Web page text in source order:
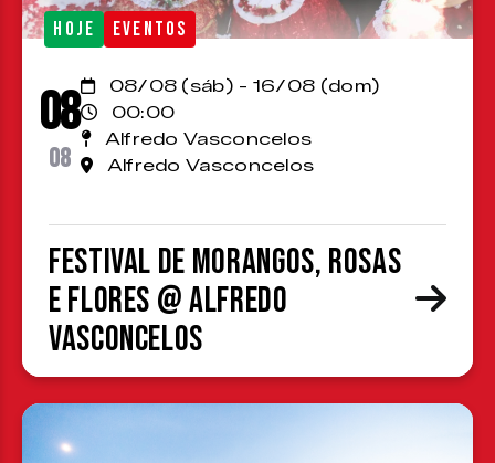
HOJE EVENTOS
08
08
08/08 (sáb) - 16/08 (dom)
00:00
Alfredo Vasconcelos
Alfredo Vasconcelos
Festival de Morangos, Rosas
e Flores @ Alfredo
Vasconcelos